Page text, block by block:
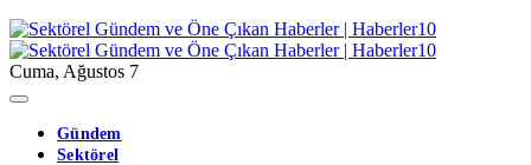
Cuma, Ağustos 7
Gündem
Sektörel